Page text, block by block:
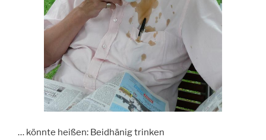
… könnte heißen: Beidhänig trinken